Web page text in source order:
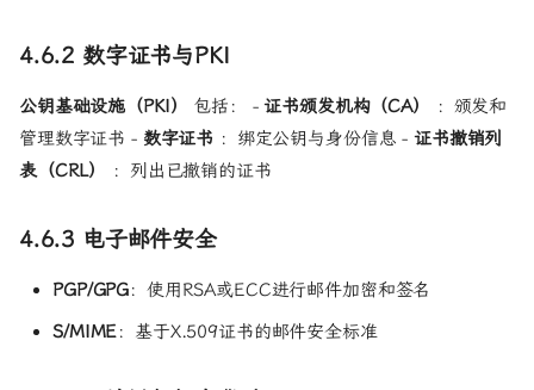
4.6.2 数字证书与PKI
公钥基础设施（PKI） 包括： -证书颁发机构（CA）
：颁发和
管理数字证书 - 数字证书 ：绑定公钥与身份信息 - 证书撤销列
表（CRL）
：列出已撤销的证书
4.6.3 电子邮件安全
PGP/GPG：使用RSA或ECC进行邮件加密和签名
S/MIME：基于X.509证书的邮件安全标准